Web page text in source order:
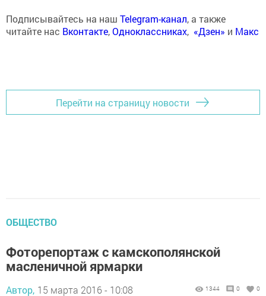
Подписывайтесь на наш Telegram-канал, а также
читайте нас Вконтакте,Одноклассниках, «Дзен» и Макс
Перейти на страницу новости
ОБЩЕСТВО
Фоторепортаж с камскополянской
масленичной ярмарки
Автор, 15 марта 2016 - 10:08 1344 0 0